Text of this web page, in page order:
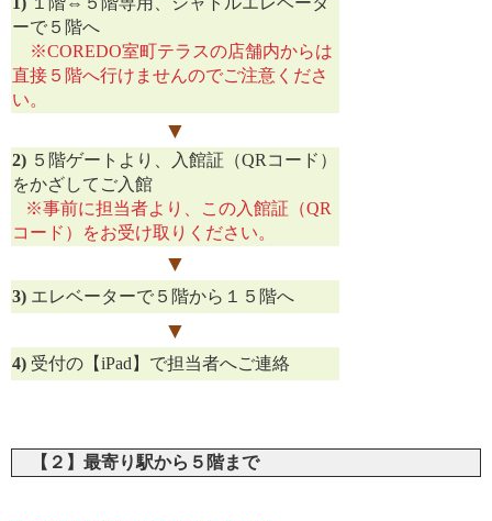
ーで５階へ
※COREDO室町テラスの店舗内からは
直接５階へ行けませんのでご注意くださ
い。
▼
2) ５階ゲートより、入館証（QRコード）
をかざしてご入館
※事前に担当者より、この入館証（QR
コード）をお受け取りください。
▼
3) エレベーターで５階から１５階へ
▼
4) 受付の【iPad】で担当者へご連絡
【２】最寄り駅から５階まで